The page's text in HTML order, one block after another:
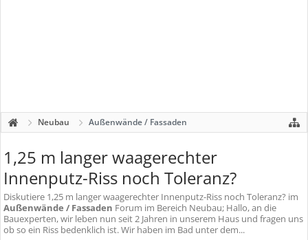
Neubau Außenwände / Fassaden
1,25 m langer waagerechter
Innenputz-Riss noch Toleranz?
Diskutiere 1,25 m langer waagerechter Innenputz-Riss noch Toleranz? im
Außenwände / Fassaden Forum im Bereich Neubau; Hallo, an die
Bauexperten, wir leben nun seit 2 Jahren in unserem Haus und fragen uns
ob so ein Riss bedenklich ist. Wir haben im Bad unter dem...